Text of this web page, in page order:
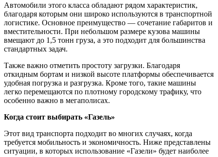
Автомобили этого класса обладают рядом характеристик,
благодаря которым они широко используются в транспортной
логистике. Основное преимущество — сочетание габаритов и
вместительности. При небольшом размере кузова машины
вмещают до 1,5 тонн груза, а это подходит для большинства
стандартных задач.
Также важно отметить простоту загрузки. Благодаря
откидным бортам и низкой высоте платформы обеспечивается
удобная погрузка и разгрузка. Кроме того, такие машины
легко перемещаются по плотному городскому трафику, что
особенно важно в мегаполисах.
Когда стоит выбирать «Газель»
Этот вид транспорта подходит во многих случаях, когда
требуется мобильность и экономичность. Ниже представлены
ситуации, в которых использование «Газели» будет наиболее